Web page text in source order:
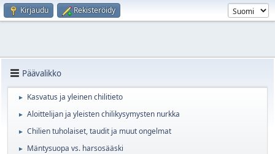
Kirjaudu Rekisteröidy
Päävalikko
► Kasvatus ja yleinen chilitieto
► Aloittelijan ja yleisten chilikysymysten nurkka
► Chilien tuholaiset, taudit ja muut ongelmat
► Mäntysuopa vs. harsosääski